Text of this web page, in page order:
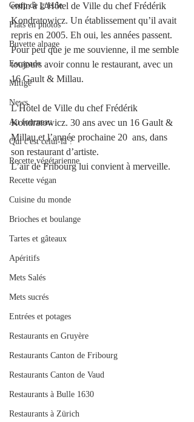
Coup de gueule
Plats en photos
Buvette alpage
Escapade
Mitigé
News
Au fourneau
Qui c'est celui-là ?
Recette végétarienne
Recette végan
Cuisine du monde
Brioches et boulange
Tartes et gâteaux
Apéritifs
Mets Salés
Mets sucrés
Entrées et potages
Restaurants en Gruyère
Restaurants Canton de Fribourg
Restaurants Canton de Vaud
Restaurants à Bulle 1630
Restaurants à Zürich
enfin à L'Hôtel de Ville du chef Frédérik
Kondratowicz. Un établissement qu’il avait
repris en 2005. Eh oui, les années passent.
Pour peu que je me souvienne, il me semble
toujours avoir connu le restaurant, avec un
16 Gault & Millau.
L'Hôtel de Ville du chef Frédérik
Kondratowicz. 30 ans avec un 16 Gault &
Millau et l’année prochaine 20  ans, dans
son restaurant d’artiste.
L’air de Fribourg lui convient à merveille.